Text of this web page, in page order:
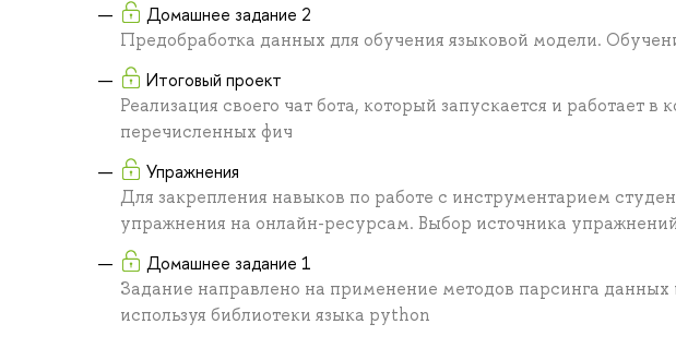
Домашнее задание 2
Предобработка данных для обучения языковой модели.
Итоговый проект
Реализация своего чат бота, который запускается и работает в
перечисленных фич
Упражнения
Для закрепления навыков по работе с инструментарием
упражнения на онлайн-ресурсам. Выбор источника
Домашнее задание 1
Задание направлено на применение методов парсинга данных
используя библиотеки языка python